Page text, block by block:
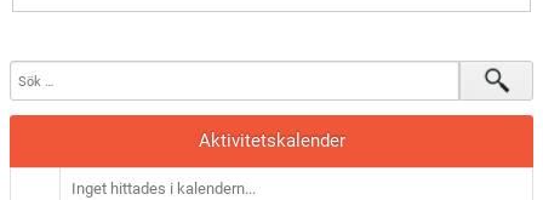
Aktivitetskalender
Inget hittades i kalendern...